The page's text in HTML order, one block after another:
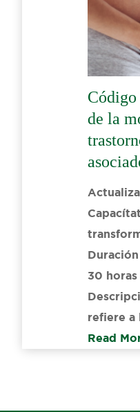
de la
30
refiere a
Read